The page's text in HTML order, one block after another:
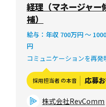
ック渋谷一丁
モートワーク
経理（マネージャー
補）
給与：年収 700万円 〜
円
コミュニケーションを再
採用担当者 の本音 応募
株式会社RevComm